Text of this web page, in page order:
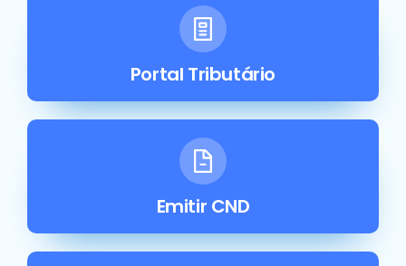
Portal Tributário
Emitir CND